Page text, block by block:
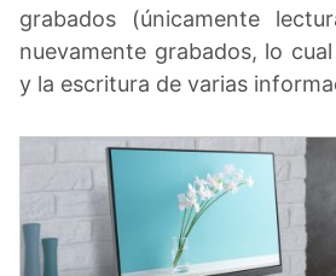
grabados (únicamente
nuevamente grabados, lo
y la escritura de varias